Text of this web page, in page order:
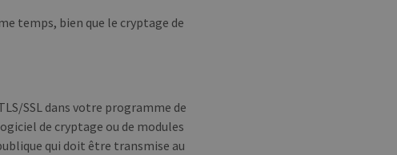
temps, bien que le cryptage de
SSL dans votre programme de
de cryptage ou de modules
qui doit être transmise au